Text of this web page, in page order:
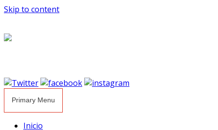
Skip to content
Primary Menu
Inicio